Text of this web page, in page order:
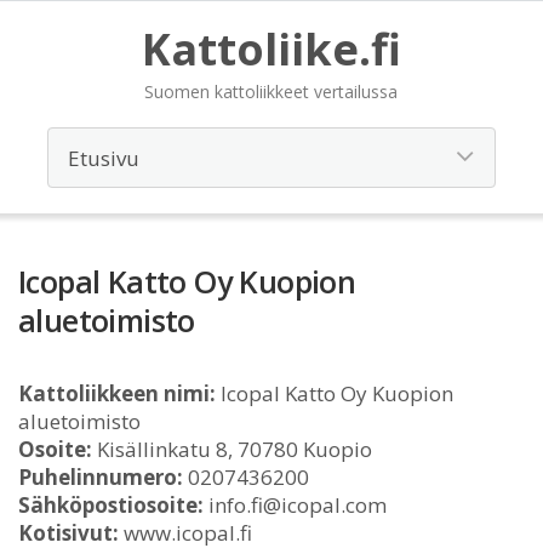
Kattoliike.fi
Suomen kattoliikkeet vertailussa
Icopal Katto Oy Kuopion
aluetoimisto
Kattoliikkeen nimi: Icopal Katto Oy Kuopion
aluetoimisto
Osoite: Kisällinkatu 8, 70780 Kuopio
Puhelinnumero: 0207436200
Sähköpostiosoite: info.fi@icopal.com
Kotisivut: www.icopal.fi